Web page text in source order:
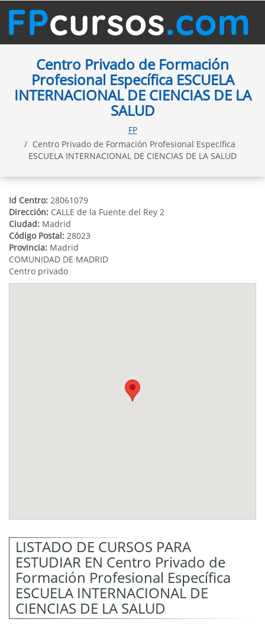
Centro Privado de Formación
Profesional Específica ESCUELA
INTERNACIONAL DE CIENCIAS DE LA
SALUD
FP
Centro Privado de Formación Profesional Específica
ESCUELA INTERNACIONAL DE CIENCIAS DE LA SALUD
Id Centro: 28061079
Dirección: CALLE de la Fuente del Rey 2
Ciudad: Madrid
Código Postal: 28023
Provincia: Madrid
COMUNIDAD DE MADRID
Centro privado
LISTADO DE CURSOS PARA
ESTUDIAR EN Centro Privado de
Formación Profesional Específica
ESCUELA INTERNACIONAL DE
CIENCIAS DE LA SALUD